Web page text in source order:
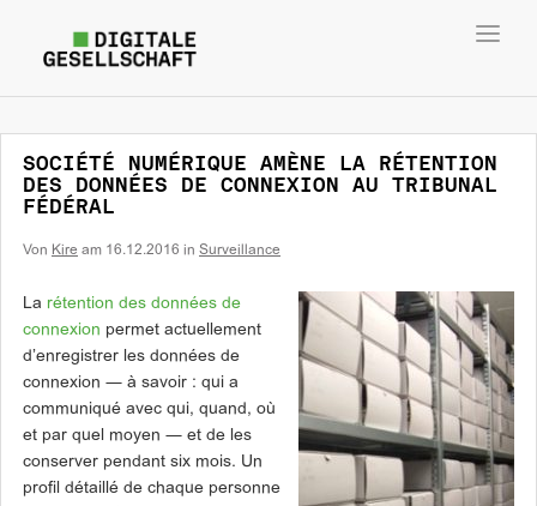
SOCIÉTÉ NUMÉRIQUE AMÈNE LA RÉTENTION
DES DONNÉES DE CONNEXION AU TRIBUNAL
FÉDÉRAL
Von Kire am 16.12.2016 in Surveillance
La rétention des données de
connexion permet actuellement
d’enregistrer les données de
connexion ― à savoir : qui a
communiqué avec qui, quand, où
et par quel moyen ― et de les
conserver pendant six mois. Un
profil détaillé de chaque personne